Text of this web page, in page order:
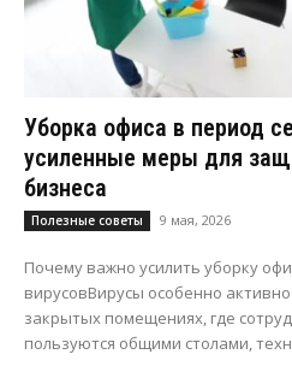
Уборка офиса в период
усиленные меры для
бизнеса
Полезные советы 9 мая, 2026
Почему важно усилить уборку
вирусовВирусы особенно
закрытых помещениях, где
пользуются общими столами,